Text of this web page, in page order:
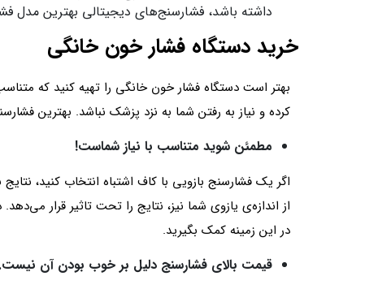
داشته باشد، فشارسنج‌های دیجیتالی بهترین مدل
خرید دستگاه فشار خون خانگی
بهتر است دستگاه فشار خون خانگی را تهیه کنید که
کرده و نیاز به رفتن شما به نزد پزشک نباشد. بهترین
مطمئن شوید متناسب با نیاز شماست!
اگر یک فشارسنج بازویی با کاف اشتباه انتخاب کنید،
از اندازه‌ی یازوی شما نیز، نتایج را تحت تاثیر قرار
در این زمینه کمک بگیرید.
قیمت بالای فشارسنج دلیل بر خوب بودن آن نیست.